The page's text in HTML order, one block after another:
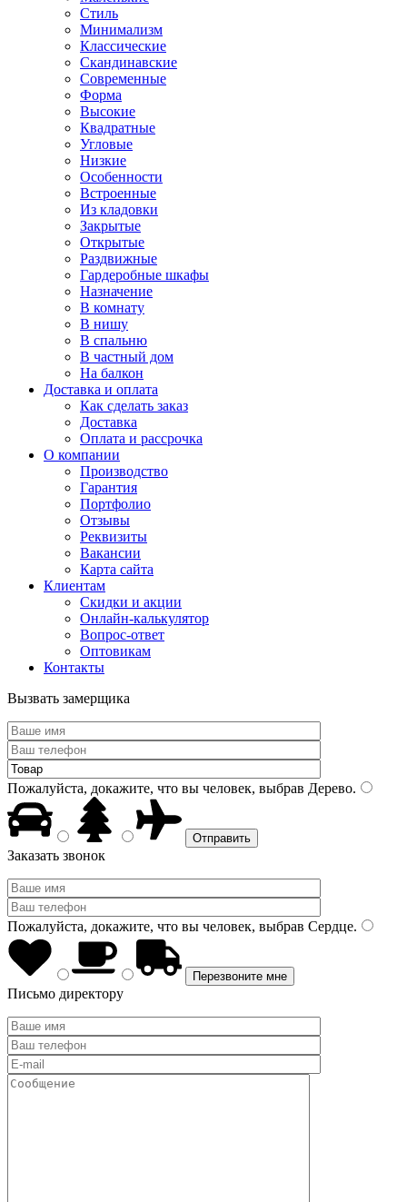
Стиль
Минимализм
Классические
Скандинавские
Современные
Форма
Высокие
Квадратные
Угловые
Низкие
Особенности
Встроенные
Из кладовки
Закрытые
Открытые
Раздвижные
Гардеробные шкафы
Назначение
В комнату
В нишу
В спальню
В частный дом
На балкон
Доставка и оплата
Как сделать заказ
Доставка
Оплата и рассрочка
О компании
Производство
Гарантия
Портфолио
Отзывы
Реквизиты
Вакансии
Карта сайта
Клиентам
Скидки и акции
Онлайн-калькулятор
Вопрос-ответ
Оптовикам
Контакты
Вызвать замерщика
Пожалуйста, докажите, что вы человек, выбрав Дерево.
Заказать звонок
Пожалуйста, докажите, что вы человек, выбрав Сердце.
Письмо директору